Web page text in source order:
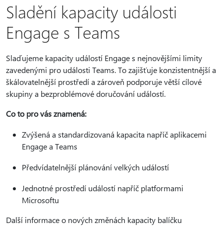
Sladění kapacity události
Engage s Teams
Slaďujeme kapacity událostí Engage s nejnovějšími limity
zavedenými pro události Teams. To zajišťuje konzistentnější a
škálovatelnější prostředí a zároveň podporuje větší cílové
skupiny a bezproblémové doručování událostí.
Co to pro vás znamená:
Zvýšená a standardizovaná kapacita napříč aplikacemi
Engage a Teams
Předvídatelnější plánování velkých událostí
Jednotné prostředí událostí napříč platformami
Microsoftu
Další informace o nových změnách kapacity balíčku